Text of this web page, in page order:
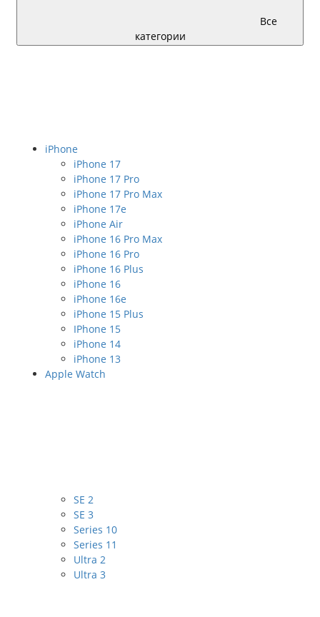
Все
категории
iPhone
iPhone 17
iPhone 17 Pro
iPhone 17 Pro Max
iPhone 17e
iPhone Air
iPhone 16 Pro Max
iPhone 16 Pro
iPhone 16 Plus
iPhone 16
iPhone 16e
iPhone 15 Plus
IPhone 15
iPhone 14
iPhone 13
Apple Watch
SE 2
SE 3
Series 10
Series 11
Ultra 2
Ultra 3